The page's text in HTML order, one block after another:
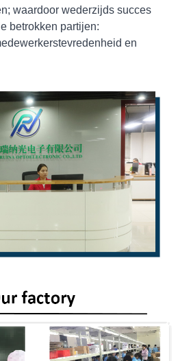
waardoor wederzijds succes
betrokken partijen:
en